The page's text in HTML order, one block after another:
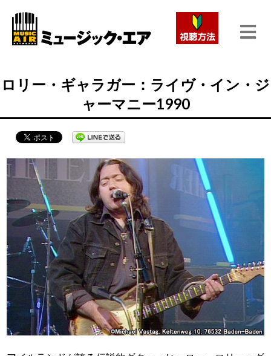
ロリー・ギャラガー：ライヴ・イン・ジ
ャーマニー1990